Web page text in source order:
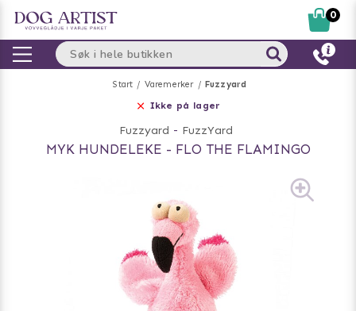
Start Varemerker Fuzzyard
Ikke på lager
Fuzzyard - FuzzYard
MYK HUNDELEKE - FLO THE FLAMINGO
0